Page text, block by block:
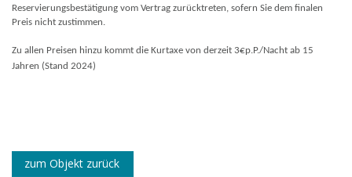
Reservierungsbestätigung vom Vertrag zurücktreten, sofern Sie dem finalen
Preis nicht zustimmen.
Zu allen Preisen hinzu kommt die Kurtaxe von derzeit 3€p.P./Nacht ab 15
Jahren (Stand 2024)
zum Objekt zurück